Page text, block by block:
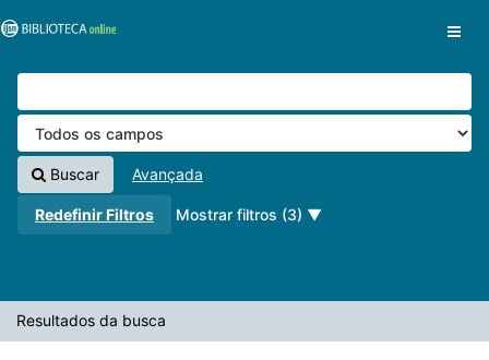
VuFind
Buscar Avançada
Redefinir Filtros Mostrar filtros (3)
Resultados da busca